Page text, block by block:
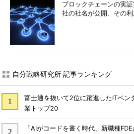
ブロックチェーンの実
社の社名が公開、その
自分戦略研究所 記事ランキング
富士通を抜いて2位に躍進したITベ
業トップ20
「AIがコードを書く時代、新職種